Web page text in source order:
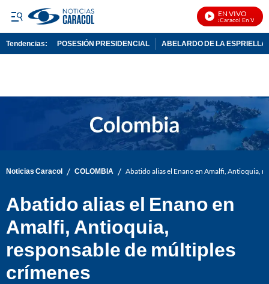
EN VIVO
Noticias Caracol En Vivo
Tendencias: POSESIÓN PRESIDENCIAL ABELARDO DE LA ESPRIELLA
Noticias Caracol / COLOMBIA / Abatido alias el Enano en Amalfi, Antioquia,
Abatido alias el Enano en
Amalfi, Antioquia,
responsable de múltiples
crímenes